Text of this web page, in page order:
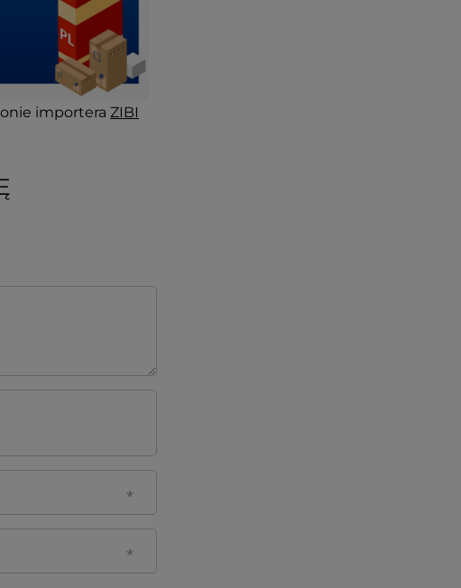
importera ZIBI